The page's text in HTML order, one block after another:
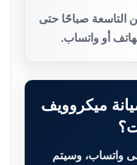
التاسعة صباحًا حتى
أو واتساب.
ميكروويف
واتساب، وسيتم